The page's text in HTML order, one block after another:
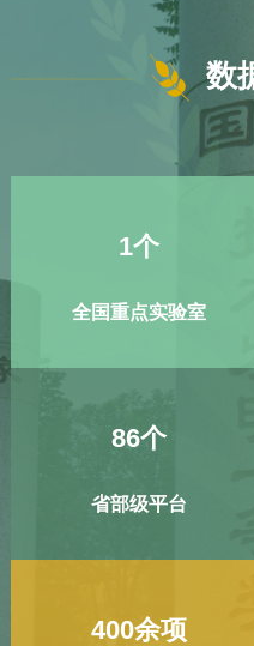
数
1个
全国重点实验室
86个
省部级平台
400余项